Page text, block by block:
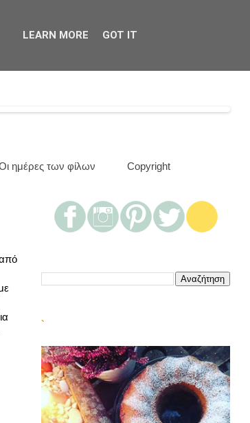
ημέρες των φίλων Copyright
`
LEARN MORE GOT IT